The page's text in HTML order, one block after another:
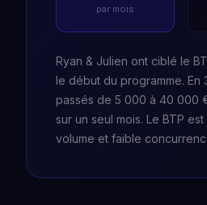
par mois
Ryan & Julien ont ciblé le
le début du programme. En
passés de 5 000 à 40 000
sur un seul mois. Le BTP
volume et faible